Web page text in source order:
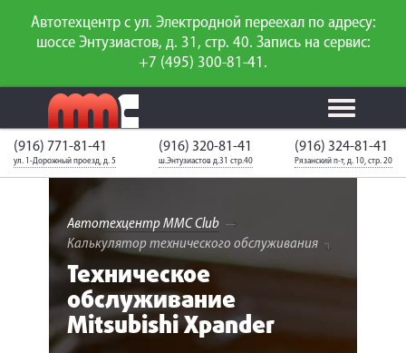
Автотехцентр с ул. Электродной переехал по адресу:
шоссе Энтузиастов, д. 31, стр. 40. Запись на сервис:
+7 (495) 300-81-41.
Калькулятор
ТО
Каталог
запчастей
Калькулятор
слесарного
ремонта
Ваш автомобиль
ГАРАНТИИ
О СЕРВИСЕ
АКЦИИ
(916) 771-81-41
ул. 1-Дорожный проезд, д. 5
(916) 320-81-41
ш.Энтузиастов д.31 стр.40
(916) 324-81-41
Рязанский п-т, д. 10, стр. 20
Автотехцентр MMC Club
Калькулятор технического обслуживания
Техническое
обслуживание
Mitsubishi Xpander